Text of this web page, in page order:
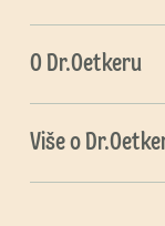
O Dr.Oetkeru
Više o